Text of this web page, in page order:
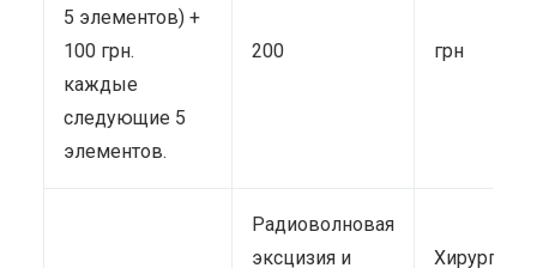
5 элементов) +
100 грн.
каждые
следующие 5
элементов.
200 грн
Радиоволновая
эксцизия и